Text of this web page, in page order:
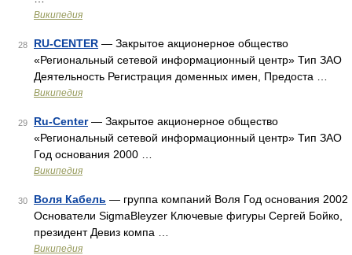
Википедия
28 RU-CENTER — Закрытое акционерное общество
«Региональный сетевой информационный центр» Тип ЗАО
Деятельность Регистрация доменных имен, Предоста …
Википедия
29 Ru-Center— Закрытое акционерное общество
«Региональный сетевой информационный центр» Тип ЗАО
Год основания 2000 …
Википедия
30 Воля Кабель — группа компаний Воля Год основания 2002
Основатели SigmaBleyzer Ключевые фигуры Сергей Бойко,
президент Девиз компа …
Википедия